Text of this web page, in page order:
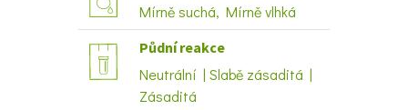
Mírně suchá, Mírně vlhká
Půdní reakce
Neutrální | Slabě zásaditá |
Zásaditá